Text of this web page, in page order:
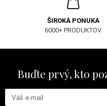
ŠIROKÁ PONUKA
6000+ PRODUKTOV
Buďte prvý, kto